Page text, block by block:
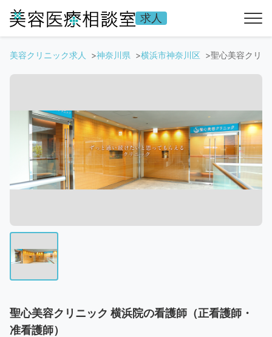
求人
美容クリニック求人 神奈川県 横浜市神奈川区 聖心美容クリ
聖心美容クリニック 横浜院の看護師（正看護師・
准看護師）